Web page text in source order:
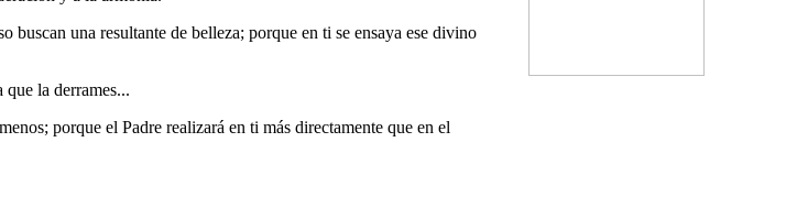
buscan una resultante de belleza; porque en ti se ensaya ese divino
que la derrames...
porque el Padre realizará en ti más directamente que en el